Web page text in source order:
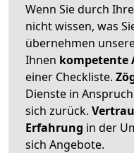
Wenn Sie durch
nicht wissen, was
übernehmen
Ihnen kompetente
einer Checkliste.
Dienste in
sich zurück.
Erfahrung in der
sich Angebote.